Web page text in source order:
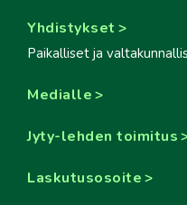
Yhdistykset
Paikalliset ja
Medialle
Jyty-lehden toimitus
Laskutusosoite